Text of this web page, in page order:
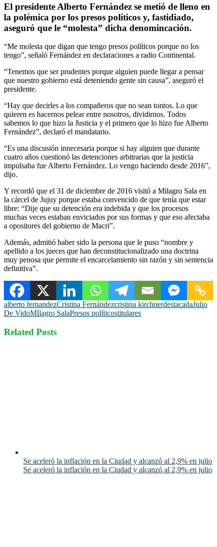
El presidente Alberto Fernández se metió de lleno en
la polémica por los presos políticos y, fastidiado,
aseguró que le “molesta” dicha denomincación.
“Me molesta que digan que tengo presos políticos porque no los
tengo”, señaló Fernández en declaraciones a radio Continental.
“Tenemos que ser prudentes porque alguien puede llegar a pensar
que nuestro gobierno está deteniendo gente sin causa”, aseguró el
presidente.
“Hay que decirles a los compañeros que no sean tontos. Lo que
quieren es hacernos pelear entre nosotros, dividirnos. Todos
sabemos lo que hizo la Justicia y el primero que lo hizo fue Alberto
Fernández”, declaró el mandatario.
“Es una discusión innecesaria porque si hay alguien que durante
cuatro años cuestionó las detenciones arbitrarias que la justicia
impulsaba fue Alberto Fernández. Lo vengo haciendo desde 2016”,
dijo.
Y recordó que el 31 de diciembre de 2016 visitó a Milagro Sala en
la cárcel de Jujuy porque estaba convencido de que tenía que estar
libre: “Dije que su detención era indebida y que los procesos
muchas veces estaban enviciados por sus formas y que eso afectaba
a opositores del gobierno de Macri”.
Además, admitió haber sido la persona que le puso “nombre y
apellido a los jueces que han deconstitucionalizado una doctrina
muy penosa que permite el encarcelamiento sin razón y sin sentencia
definitiva”.
alberto fernandezCristina Fernándezcristina kirchnerdestacadaJulio
De VidoMIlagro SalaPresos políticostitulares
Related Posts
Se aceleró la inflación en la Ciudad y alcanzó al 2,9% en julio
Se aceleró la inflación en la Ciudad y alcanzó al 2,9% en julio